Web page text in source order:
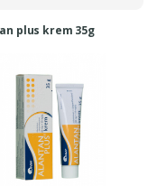
plus krem 35g